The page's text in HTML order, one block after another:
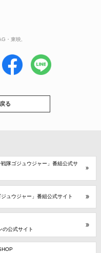
・東映,
る
隊ゴジュウジャー」番組公式サ
ュウジャー」番組公式サイト
の公式サイト